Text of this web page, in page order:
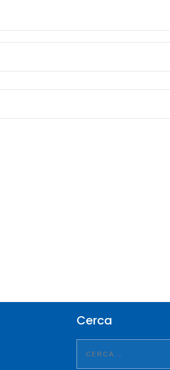
Cerca